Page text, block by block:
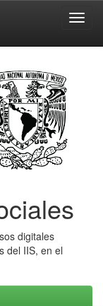
digitales
del IIS, en el